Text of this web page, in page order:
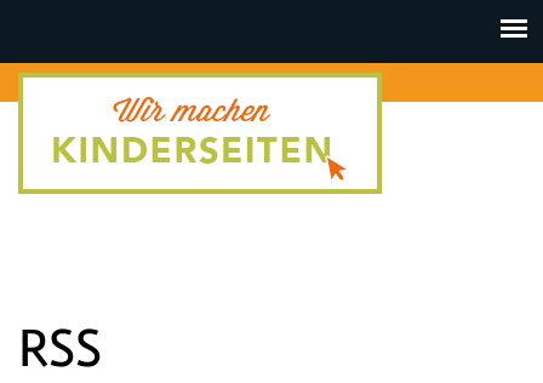
Toggle
RSS